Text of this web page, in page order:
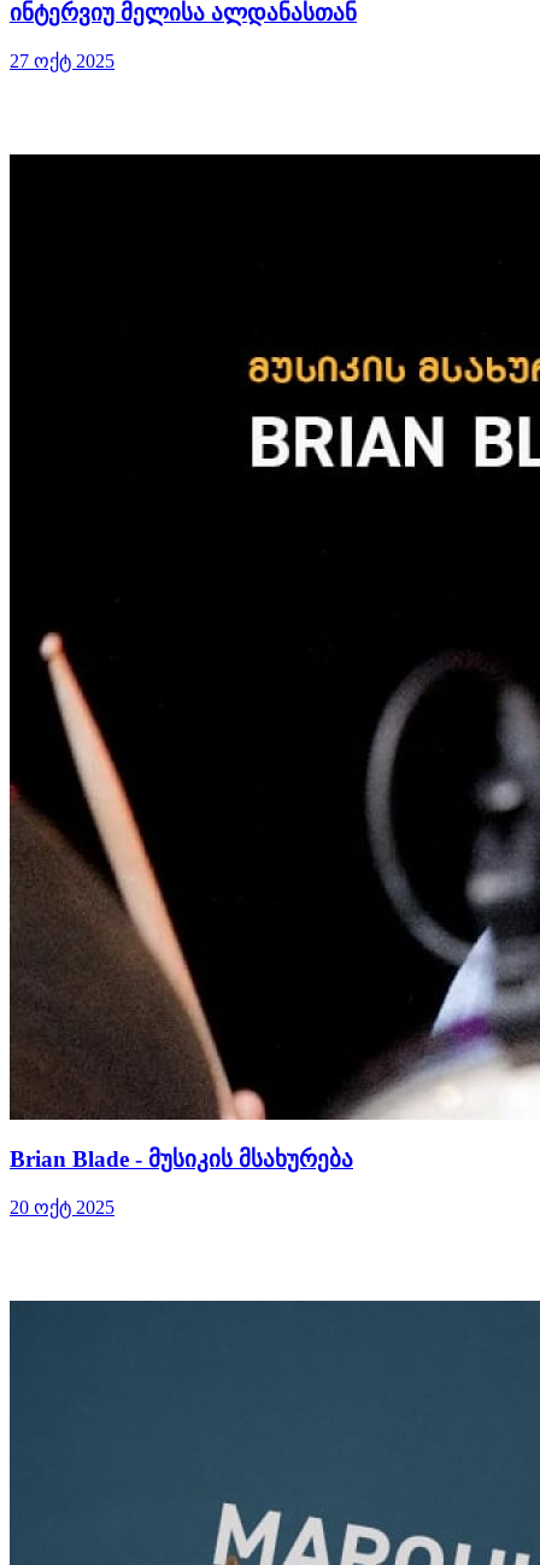
ინტერვიუ მელისა ალდანასთან
27 ოქტ 2025
Brian Blade - მუსიკის მსახურება
20 ოქტ 2025